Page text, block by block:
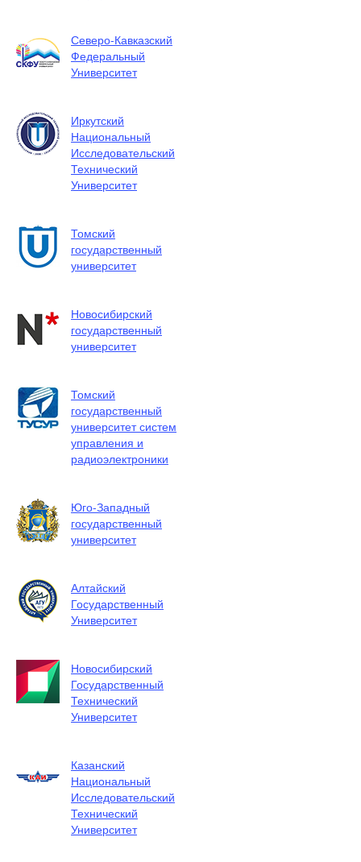
Северо-Кавказский
Федеральный
Университет
Иркутский
Национальный
Исследовательский
Технический
Университет
Томский
государственный
университет
Новосибирский
государственный
университет
Томский
государственный
университет систем
управления и
радиоэлектроники
Юго-Западный
государственный
университет
Алтайский
Государственный
Университет
Новосибирский
Государственный
Технический
Университет
Казанский
Национальный
Исследовательский
Технический
Университет